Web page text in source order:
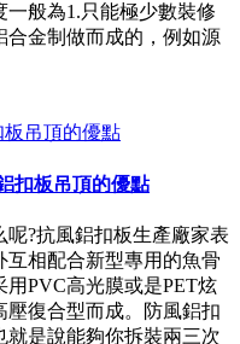
般為1.只能極少數裝修
合金制做而成的，例如源
扣板吊頂的優點
?抗風鋁扣板生產廠家表
互相配合新型專用的魚骨
PVC高光膜或是PET炫
復合型而成。防風鋁扣
是說能夠你拆裝兩三次